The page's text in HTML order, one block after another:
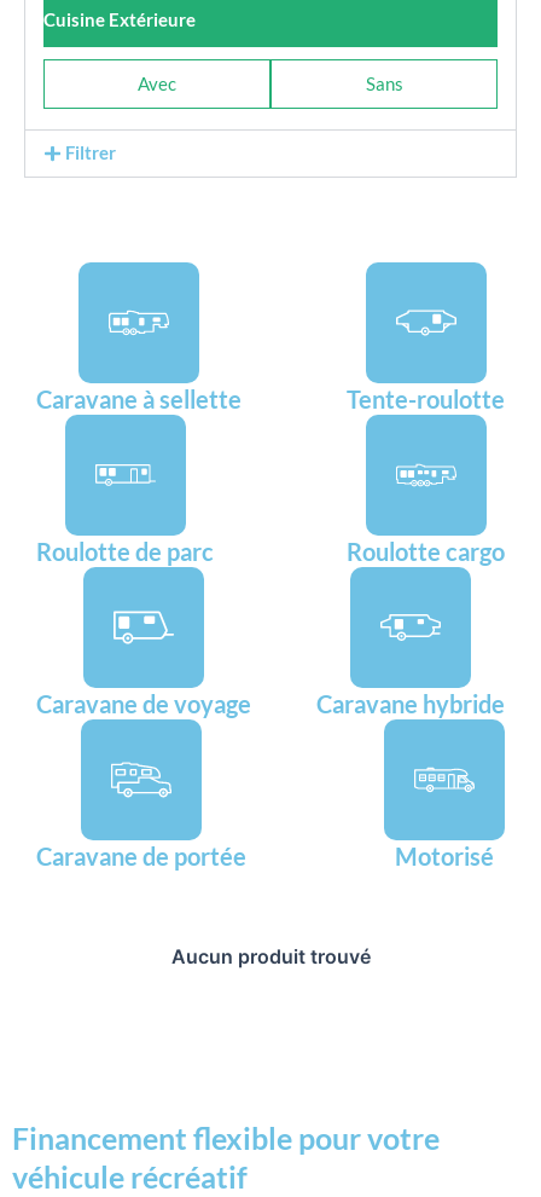
Cuisine Extérieure
Avec Sans
Filtrer
Caravane à sellette Tente-roulotte
Roulotte de parc Roulotte cargo
Caravane de voyage Caravane hybride
Caravane de portée Motorisé
Aucun produit trouvé
Financement flexible pour votre
véhicule récréatif